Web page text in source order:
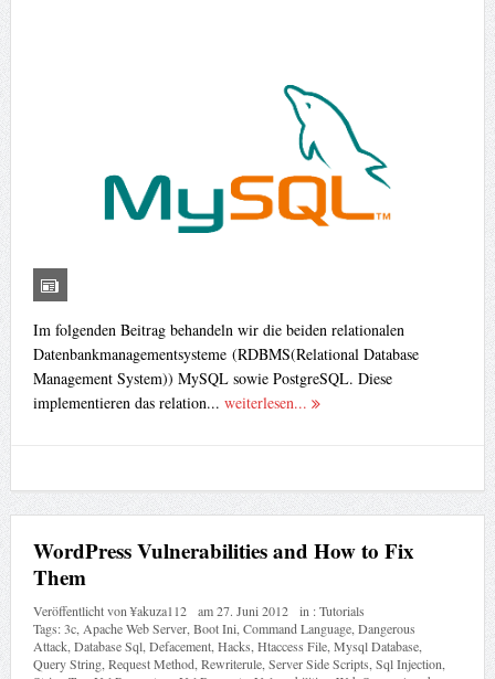
Im folgenden Beitrag behandeln wir die beiden relationalen
Datenbankmanagementsysteme (RDBMS(Relational Database
Management System)) MySQL sowie PostgreSQL. Diese
implementieren das relation... weiterlesen...
WordPress Vulnerabilities and How to Fix
Them
Veröffentlicht von¥akuza112 am27. Juni 2012 in :Tutorials
Tags:3c,Apache Web Server,Boot Ini,Command Language,Dangerous
Attack,Database Sql,Defacement,Hacks,Htaccess File,Mysql Database,
Query String,Request Method,Rewriterule,Server Side Scripts,Sql Injection,